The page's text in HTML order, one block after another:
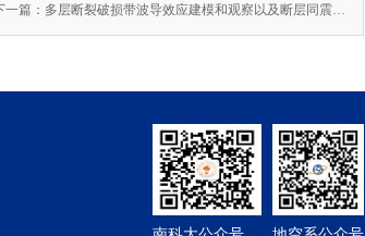
下一篇：多层断裂破损带波导效应建模和观察以及断层同震破损和震后愈合监测